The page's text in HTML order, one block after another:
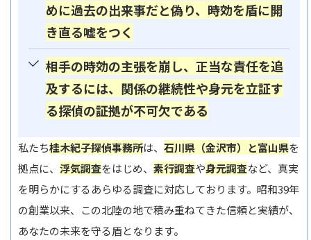
めに過去の出来事だと偽り、時効を盾に開
き直る嘘をつく
相手の時効の主張を崩し、正当な責任を追
及するには、関係の継続性や身元を立証す
る探偵の証拠が不可欠である
私たち桂木紀子探偵事務所は、 石川県（金沢市）と富山県を
拠点に、 浮気調査をはじめ、 素行調査や身元調査など、真実
を明らかにするあらゆる調査に対応しております。昭和39年
の創業以来、この北陸の地で積み重ねてきた信頼と実績が、
あなたの未来を守る盾となります。